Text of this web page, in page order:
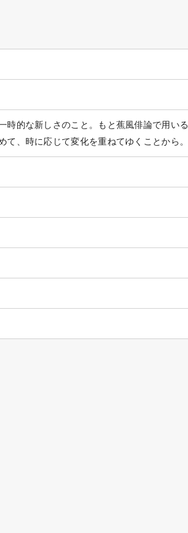
時的な新しさのこと。もと蕉風俳論で用いる
、時に応じて変化を重ねてゆくことから。